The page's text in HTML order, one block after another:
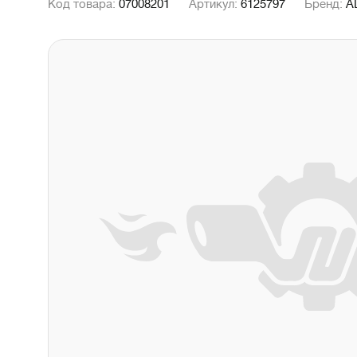
Код товара: 07008201 Артикул: 6125797 Бренд: